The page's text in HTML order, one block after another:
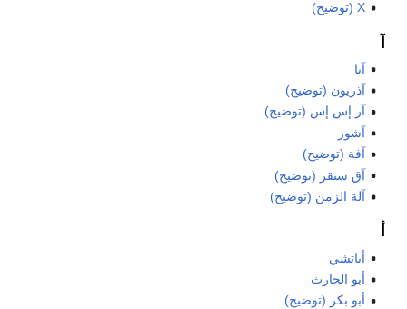
X (توضيح)
آبا
آذريون (توضيح)
آر إس إس (توضيح)
آشور
آفة (توضيح)
آق سنقر (توضيح)
آلة الزمن (توضيح)
أباتشي
أبو الحارث
أبو بكر (توضيح)